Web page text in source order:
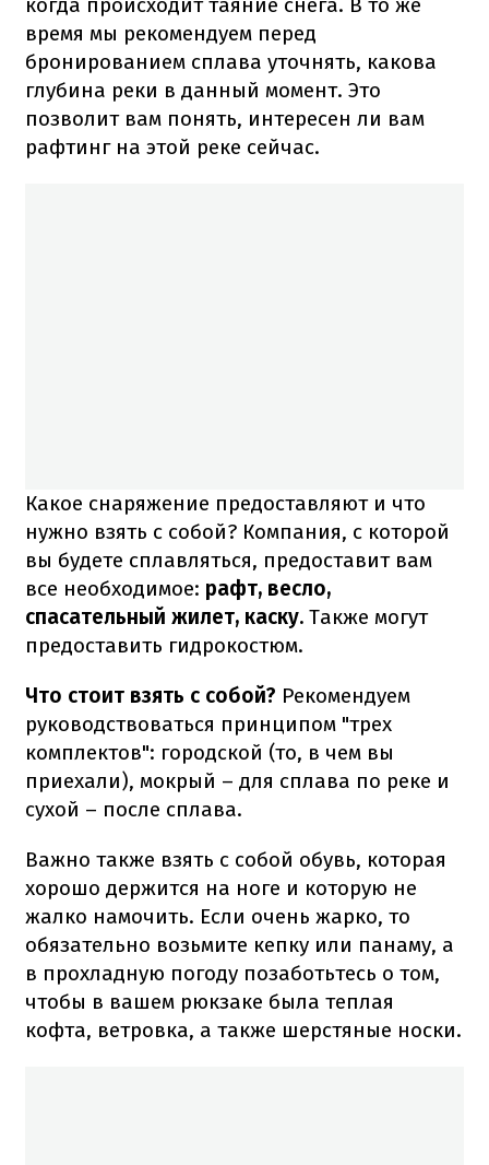
время мы рекомендуем перед
бронированием сплава уточнять, какова
глубина реки в данный момент. Это
позволит вам понять, интересен ли вам
рафтинг на этой реке сейчас.
Какое снаряжение предоставляют и что
нужно взять с собой? Компания, с которой
вы будете сплавляться, предоставит вам
все необходимое: рафт, весло,
спасательный жилет, каску. Также могут
предоставить гидрокостюм.
Что стоит взять с собой? Рекомендуем
руководствоваться принципом "трех
комплектов": городской (то, в чем вы
приехали), мокрый – для сплава по реке и
сухой – после сплава.
Важно также взять с собой обувь, которая
хорошо держится на ноге и которую не
жалко намочить. Если очень жарко, то
обязательно возьмите кепку или панаму, а
в прохладную погоду позаботьтесь о том,
чтобы в вашем рюкзаке была теплая
кофта, ветровка, а также шерстяные носки.